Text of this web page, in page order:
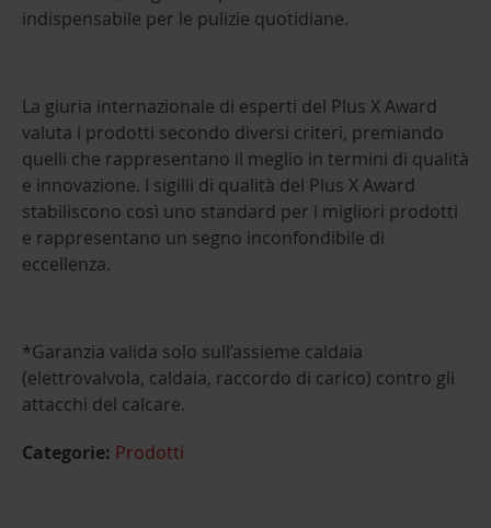
indispensabile per le pulizie quotidiane.
La giuria internazionale di esperti del Plus X Award
valuta i prodotti secondo diversi criteri, premiando
quelli che rappresentano il meglio in termini di qualità
e innovazione. I sigilli di qualità del Plus X Award
stabiliscono così uno standard per i migliori prodotti
e rappresentano un segno inconfondibile di
eccellenza.
*Garanzia valida solo sull’assieme caldaia
(elettrovalvola, caldaia, raccordo di carico) contro gli
attacchi del calcare.
Categorie: Prodotti